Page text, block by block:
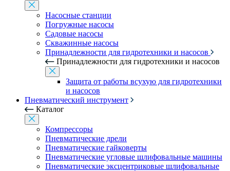
Насосные станции
Погружные насосы
Садовые насосы
Скважинные насосы
Принадлежности для гидротехники и насосов
Принадлежности для гидротехники и насосов
Защита от работы всухую для гидротехники
и насосов
Пневматический инструмент
Каталог
Компрессоры
Пневматические дрели
Пневматические гайковерты
Пневматические угловые шлифовальные машины
Пневматические эксцентриковые шлифовальные